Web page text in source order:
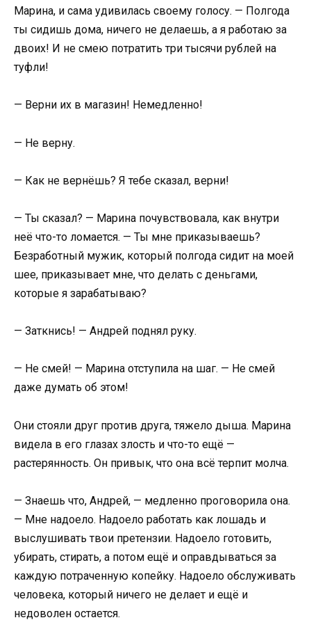
Марина, и сама удивилась своему голосу. — Полгода
ты сидишь дома, ничего не делаешь, а я работаю за
двоих! И не смею потратить три тысячи рублей на
туфли!
— Верни их в магазин! Немедленно!
— Не верну.
— Как не вернёшь? Я тебе сказал, верни!
— Ты сказал? — Марина почувствовала, как внутри
неё что-то ломается. — Ты мне приказываешь?
Безработный мужик, который полгода сидит на моей
шее, приказывает мне, что делать с деньгами,
которые я зарабатываю?
— Заткнись! — Андрей поднял руку.
— Не смей! — Марина отступила на шаг. — Не смей
даже думать об этом!
Они стояли друг против друга, тяжело дыша. Марина
видела в его глазах злость и что-то ещё —
растерянность. Он привык, что она всё терпит молча.
— Знаешь что, Андрей, — медленно проговорила она.
— Мне надоело. Надоело работать как лошадь и
выслушивать твои претензии. Надоело готовить,
убирать, стирать, а потом ещё и оправдываться за
каждую потраченную копейку. Надоело обслуживать
человека, который ничего не делает и ещё и
недоволен остается.